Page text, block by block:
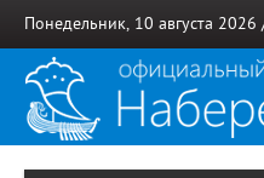
Понедельник, 10 августа 2026